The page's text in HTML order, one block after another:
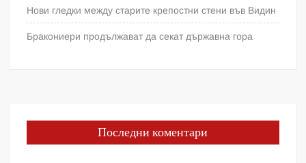
Нови гледки между старите крепостни стени във Видин
Бракониери продължават да секат държавна гора
Последни коментари